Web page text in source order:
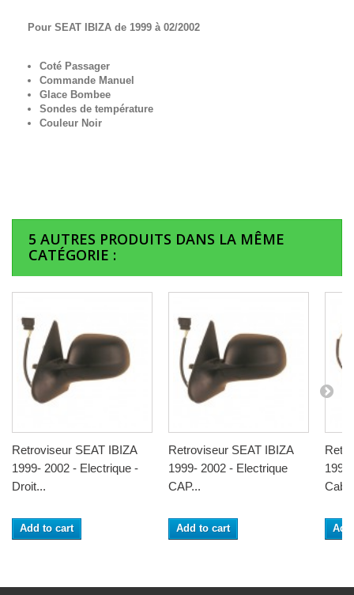
Pour SEAT IBIZA de 1999 à 02/2002
Coté Passager
Commande Manuel
Glace Bombee
Sondes de température
Couleur Noir
5 AUTRES PRODUITS DANS LA MÊME
CATÉGORIE :
Retroviseur SEAT IBIZA
1999- 2002 - Electrique -
Droit...
Add to cart
Retroviseur SEAT IBIZA
1999- 2002 - Electrique
CAP...
Add to cart